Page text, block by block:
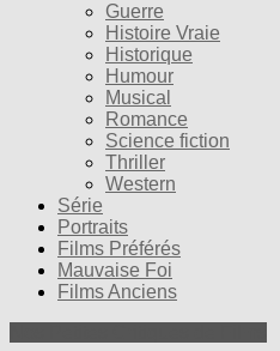
Guerre
Histoire Vraie
Historique
Humour
Musical
Romance
Science fiction
Thriller
Western
Série
Portraits
Films Préférés
Mauvaise Foi
Films Anciens